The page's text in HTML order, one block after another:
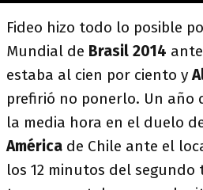
Fideo hizo todo lo posible
Mundial de Brasil 2014
estaba al cien por ciento y
prefirió no ponerlo. Un año
la media hora en el duelo
América de Chile ante el
los 12 minutos del segundo